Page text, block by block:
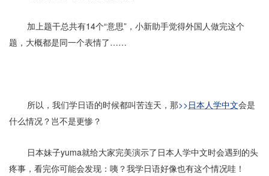
加上题干总共有14个“意思”，小新助手觉得外国人做完这个
题，大概都是同一个表情了……
所以，我们学日语的时候都叫苦连天，那>>日本人学中文会是
什么情况？岂不是更惨？
日本妹子yuma就给大家完美演示了日本人学中文时会遇到的头
疼事，看完你可能会发现：咦？我学日语好像也有这个情况哇！